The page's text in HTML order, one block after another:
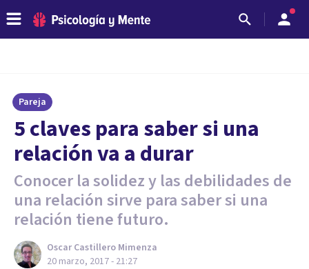
Pareja
5 claves para saber si una
relación va a durar
Conocer la solidez y las debilidades de
una relación sirve para saber si una
relación tiene futuro.
Oscar Castillero Mimenza
20 marzo, 2017 - 21:27